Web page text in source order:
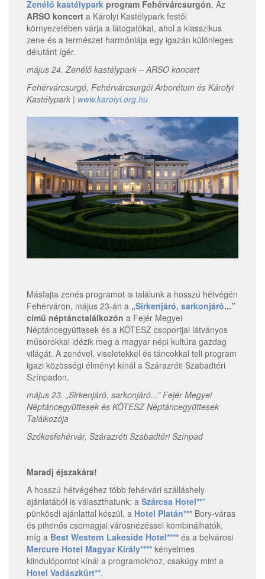
Zenélő kastélypark program Fehérvárcsurgón. Az
ARSO koncert a Károlyi Kastélypark festői
környezetében várja a látogatókat, ahol a klasszikus
zene és a természet harmóniája egy igazán különleges
délutánt ígér.
május 24. Zenélő kastélypark – ARSO koncert
Fehérvárcsurgó, Fehérvárcsurgói Arborétum és Károlyi
Kastélypark | www.karolyi.org.hu
Másfajta zenés programot is találunk a hosszú hétvégén
Fehérváron, május 23-án a „Sirkenjáró, sarkonjáró...”
című néptánctalálkozón a Fejér Megyei
Néptáncegyüttesek és a KÖTESZ csoportjai látványos
műsorokkal idézik meg a magyar népi kultúra gazdag
világát. A zenével, viseletekkel és táncokkal teli program
igazi közösségi élményt kínál a Szárazréti Szabadtéri
Színpadon.
május 23. „Sirkenjáró, sarkonjáró...” Fejér Megyei
Néptáncegyüttesek és KÖTESZ Néptáncegyüttesek
Találkozója
Székesfehérvár, Szárazréti Szabadtéri Színpad
Maradj éjszakára!
A hosszú hétvégéhez több fehérvári szálláshely
ajánlatából is választhatunk: a Szárcsa Hotel***
pünkösdi ajánlattal készül, a Hotel Platán*** Bory-váras
és pihenős csomagjai városnézéssel kombinálhatók,
míg a Best Western Lakeside Hotel**** és a belvárosi
Mercure Hotel Magyar Király**** kényelmes
kiindulópontot kínál a programokhoz, csakúgy mint a
Hotel Vadászkürt**.